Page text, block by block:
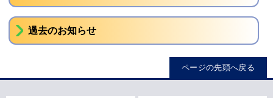
過去のお知らせ
ページの先頭へ戻る